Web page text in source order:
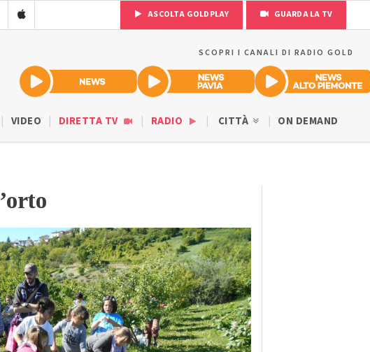
ASCOLTA GOLDPLAY GUARDA LA TV
SCOPRI I CANALI DI RADIO GOLD
VIDEO DIRETTA TV RADIO CITTÀ ON DEMAND